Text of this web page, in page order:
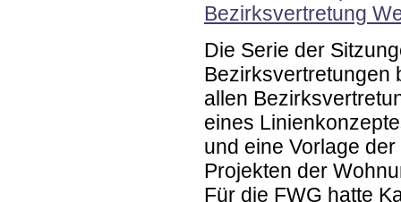
Die Serie der
Bezirksvertretungen
allen
eines
und eine Vorlage
Projekten der
Für die FWG hatte